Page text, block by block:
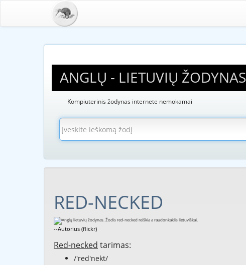
ANGLŲ - LIETUVIŲ ŽODYNAS
Kompiuterinis žodynas internete nemokamai
RED-NECKED
--Autorius (flickr)
Red-necked tarimas:
/'red'nekt/